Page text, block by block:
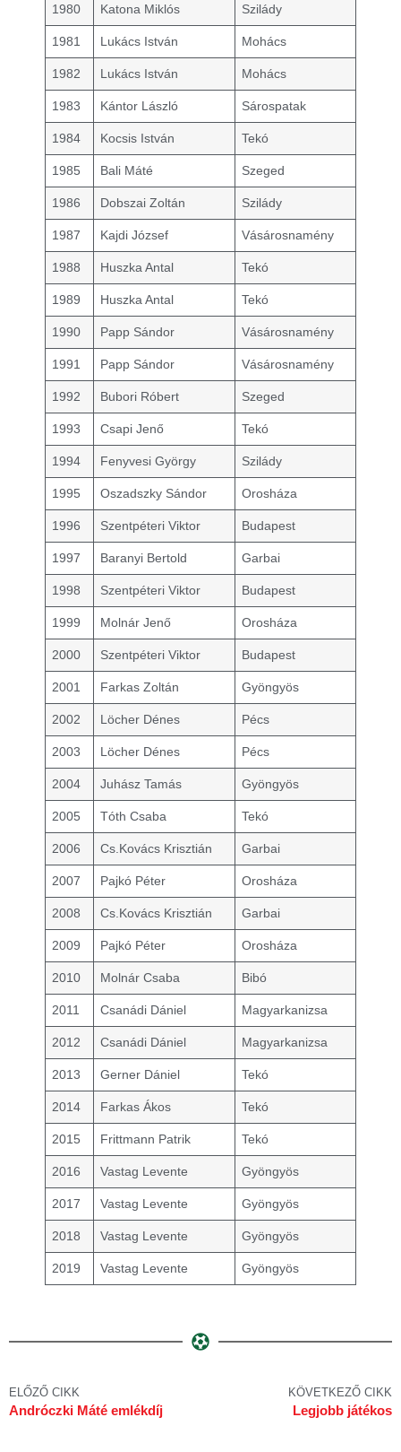
1980 Katona Miklós Szilády
1981 Lukács István Mohács
1982 Lukács István Mohács
1983 Kántor László Sárospatak
1984 Kocsis István Tekó
1985 Bali Máté Szeged
1986 Dobszai Zoltán Szilády
1987 Kajdi József Vásárosnamény
1988 Huszka Antal Tekó
1989 Huszka Antal Tekó
1990 Papp Sándor Vásárosnamény
1991 Papp Sándor Vásárosnamény
1992 Bubori Róbert Szeged
1993 Csapi Jenő Tekó
1994 Fenyvesi György Szilády
1995 Oszadszky Sándor Orosháza
1996 Szentpéteri Viktor Budapest
1997 Baranyi Bertold Garbai
1998 Szentpéteri Viktor Budapest
1999 Molnár Jenő Orosháza
2000 Szentpéteri Viktor Budapest
2001 Farkas Zoltán Gyöngyös
2002 Löcher Dénes Pécs
2003 Löcher Dénes Pécs
2004 Juhász Tamás Gyöngyös
2005 Tóth Csaba Tekó
2006 Cs.Kovács Krisztián Garbai
2007 Pajkó Péter Orosháza
2008 Cs.Kovács Krisztián Garbai
2009 Pajkó Péter Orosháza
2010 Molnár Csaba Bibó
2011 Csanádi Dániel Magyarkanizsa
2012 Csanádi Dániel Magyarkanizsa
2013 Gerner Dániel Tekó
2014 Farkas Ákos Tekó
2015 Frittmann Patrik Tekó
2016 Vastag Levente Gyöngyös
2017 Vastag Levente Gyöngyös
2018 Vastag Levente Gyöngyös
2019 Vastag Levente Gyöngyös
ELŐZŐ CIKK
Andróczki Máté emlékdíj
KÖVETKEZŐ CIKK
Legjobb játékos